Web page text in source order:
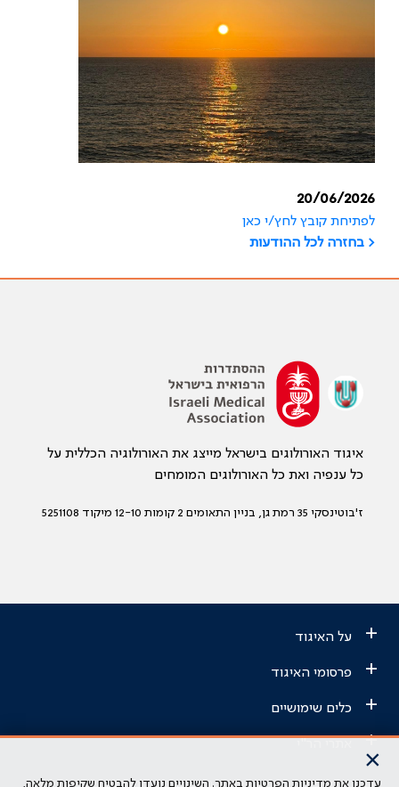
20/06/2026
לפתיחת קובץ לחץ/י כאן
< בחזרה לכל ההודעות
איגוד האורולוגים בישראל מייצג את האורולוגיה הכללית על
כל ענפיה ואת כל האורולוגים המומחים
ז'בוטינסקי 35 רמת גן, בניין התאומים 2 קומות 12-10 מיקוד 5251108
+ על האיגוד
+ פרסומי האיגוד
+ כלים שימושיים
+
הבהרה משפטית: כל נושא המופיע באתר זה נועד להשכלה בלבד ואין לראות
×
עדכנו את מדיניות הפרטיות באתר. השינויים נועדו להבטיח שקיפות מלאה,